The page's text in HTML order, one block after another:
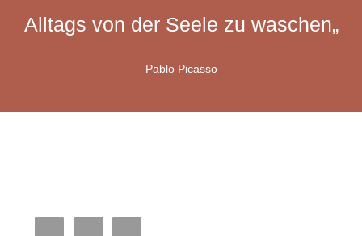
Alltags von der Seele zu waschen„
Pablo Picasso